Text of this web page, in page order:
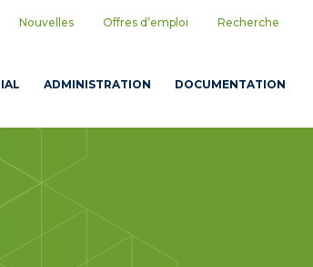
Nouvelles Offres d’emploi Recherche
ADMINISTRATION DOCUMENTATION